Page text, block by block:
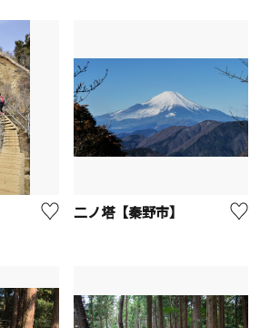
二ノ塔【秦野市】